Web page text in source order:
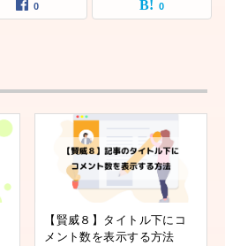
0 0
【賢威８】タイトル下にコ
メント数を表示する方法